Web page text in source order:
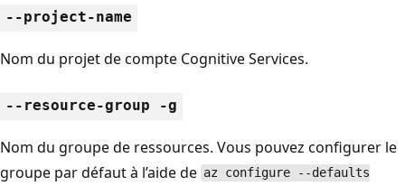
--project-name
Nom du projet de compte Cognitive Services.
--resource-group -g
Nom du groupe de ressources. Vous pouvez configurer le
groupe par défaut à l’aide de az configure --defaults